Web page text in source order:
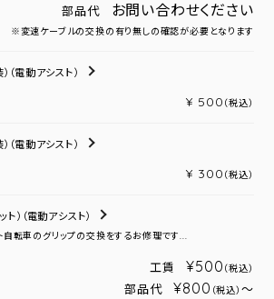
部品代 お問い合わせください
※変速ケーブルの交換の有り無しの確認が必要となります
（電動アシスト）
¥ 500 （税込）
（電動アシスト）
¥ 300 （税込）
ト） （電動アシスト）
自転車のグリップの交換をするお修理です...
工賃 ¥500 （税込）
部品代 ¥800 （税込） ～